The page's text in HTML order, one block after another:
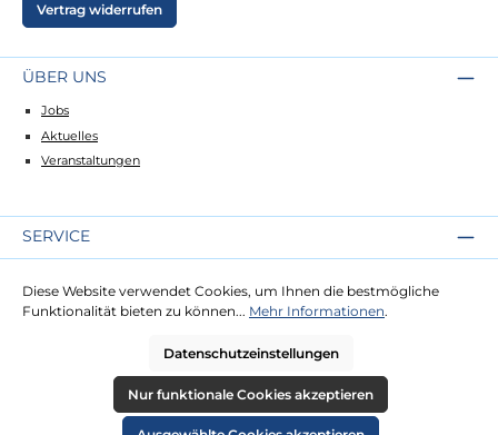
Vertrag widerrufen
ÜBER UNS
Jobs
Aktuelles
Veranstaltungen
SERVICE
Lieferung
Zahlung
RECHTLICHES
Diese Website verwendet Cookies, um Ihnen die bestmögliche
Funktionalität bieten zu können... Mehr Informationen.
Datenschutzeinstellungen
Nur funktionale Cookies akzeptieren